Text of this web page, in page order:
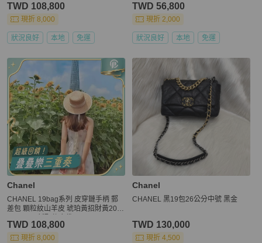
TWD 108,800
現折 8,000
狀況良好 本地 免運
TWD 56,800
現折 2,000
狀況良好 本地 免運
Chanel
CHANEL 19bag系列 皮穿鏈手柄 郵
差包 顆粒紋山羊皮 琥珀黃招財黃20*1
TWD 108,800
現折 8,000
Chanel
CHANEL 黑19包26公分中號 黑金
TWD 130,000
現折 4,500